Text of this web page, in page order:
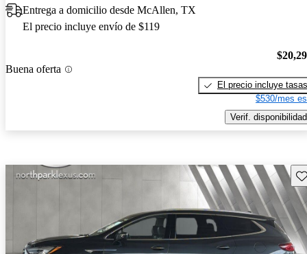
Entrega a domicilio desde McAllen, TX
El precio incluye envío de $119
Buena oferta
El precio incluye tasas
$530/mes
Verif. disponibilidad